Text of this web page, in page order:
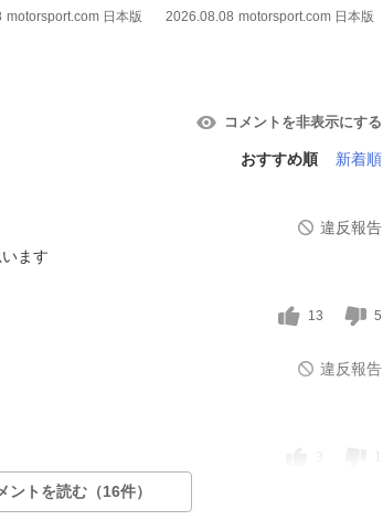
motorsport.com 日本版 2026.08.08 motorsport.com 日本版
コメントを非表示にする
おすすめ順 新着順
違反報告
ます
13 5
違反報告
1
ントを読む（16件）